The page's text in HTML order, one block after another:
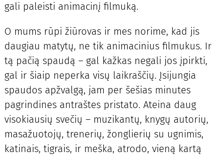
gali paleisti animacinį filmuką.
O mums rūpi žiūrovas ir mes norime, kad jis
daugiau matytų, ne tik animacinius filmukus. Ir
tą pačią spaudą – gal kažkas negali jos įpirkti,
gal ir šiaip neperka visų laikraščių. Įsijungia
spaudos apžvalgą, jam per šešias minutes
pagrindines antraštes pristato. Ateina daug
visokiausių svečių – muzikantų, knygų autorių,
masažuotojų, trenerių, žonglierių su ugnimis,
katinais, tigrais, ir meška, atrodo, vieną kartą